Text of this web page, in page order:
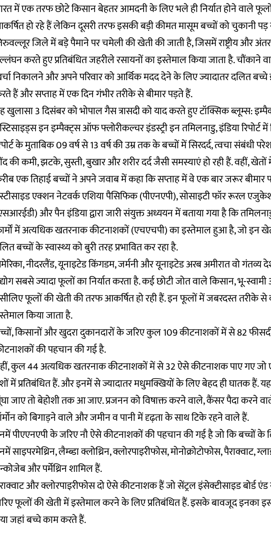
में एक तरफ छोटे किसान बेहतर आमदनी के लिए भले ही निर्यात होने वाले
हो रहे हैं लेकिन दूसरी तरफ इसकी बड़ी कीमत मासूम बच्चों को चुकानी पड़
जिले में बड़े पैमाने पर चमेली की खेती की जाती है, जिसमें राष्ट्रीय और
करते हुए प्रतिबंधित जहरीले रसायनों का इस्तेमाल किया जाता है. चौंकाने
निकालने और अपने परिवार को आर्थिक मदद देने के लिए ज्यादातर दलित
हैं और सप्ताह में एक दिन गंभीर तरीके से बीमार पड़ते हैं.
खुलासा 3 दिसंबर को भोपाल गैस त्रासदी को याद करते हुए टॉक्सिक ब्लूम्स:
इन इम्पैक्ट्स ऑफ फ्लोरीकल्चर इंडस्ट्री इन तमिलनाडु, इंडिया रिपोर्ट
के मुताबिक 09 वर्ष से 13 वर्ष की उम्र तक के बच्चों में सिरदर्द, त्वचा संबंधी
की कमी, झटके, सुस्ती, बुखार और शरीर दर्द जैसी समस्याएं हो रही हैं. वहीं,
एक तिहाई बच्चों ने अपने जवाब में कहा कि सप्ताह में वे एक बार जरूर बीमार
एक्शन नेटवर्क एशिया पैसिफिक (पीएनएपी), सोसाइटी फॉर रूरल
और पैन इंडिया द्वारा जारी संयुक्त अध्ययन में बताया गया है कि
में अत्यधिक खतरनाक कीटनाशकों (एचएचपी) का इस्तेमाल हुआ है, जो इन
बच्चों के स्वास्थ्य को बुरी तरह प्रभावित कर रहा है.
नीदरलैंड, यूनाइटेड किंगडम, जर्मनी और यूनाइटेड अरब अमीरात वो गंतव्य
सबसे ज्यादा फूलों का निर्यात करता है. कई छोटी जोत वाले किसान, भू-
फूलों की खेती की तरफ आकर्षित हो रही हैं. इन फूलों में जबरदस्त तरीके
किया जाता है.
किसानों और खुदरा दुकानदारों के जरिए कुल 109 कीटनाशकों में से 82
की पहचान की गई है.
कुल 44 अत्यधिक खतरनाक कीटनाशकों में से 32 ऐसे कीटनाशक पाए गए
में प्रतिबंधित हैं. और इनमें से ज्यादातर मधुमक्खियों के लिए बेहद ही घातक हैं.
जाए तो बेहोशी तक आ जाए. प्रजनन को विषाक्त करने वाले, कैंसर पैदा करने
को बिगाड़ने वाले और जमीन व पानी में दृढ़ता के साथ टिके रहने वाले हैं.
पीएएनएपी के जरिए नौ ऐसे कीटनाशकों की पहचान की गई है जो कि बच्चों के
साइपरमेथ्रिन, लैम्ब्डा क्लोथ्रिन, क्लोरपाइरीफोस, मोनोक्रोटोफोस, पैराक्वाट,
और पर्मेथ्रिन शामिल हैं.
और क्लोरपाइरीफोस दो ऐसे कीटनाशक हैं जो सेंट्रल इंसेक्टीसाइड बोर्ड
फूलों की खेती में इस्तेमाल करने के लिए प्रतिबंधित हैं. इसके बावजूद इनका
जहां बच्चे काम करते हैं.